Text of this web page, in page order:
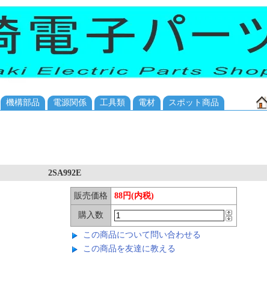
機構部品 電源関係 工具類 電材 スポット商品
2SA992E
販売価格 88円(内税)
購入数
この商品について問い合わせる
この商品を友達に教える